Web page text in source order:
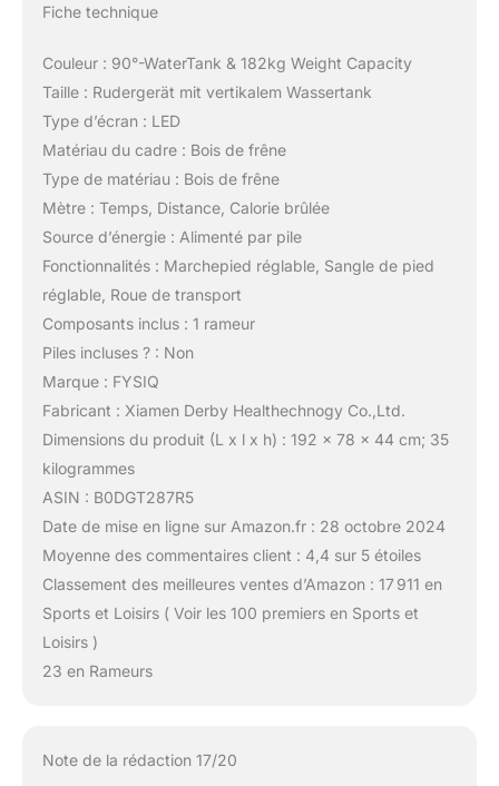
Fiche technique
Couleur : 90°-WaterTank & 182kg Weight Capacity
Taille : Rudergerät mit vertikalem Wassertank
Type d’écran : LED
Matériau du cadre : Bois de frêne
Type de matériau : Bois de frêne
Mètre : Temps, Distance, Calorie brûlée
Source d’énergie : Alimenté par pile
Fonctionnalités : Marchepied réglable, Sangle de pied
réglable, Roue de transport
Composants inclus : 1 rameur
Piles incluses ? : Non
Marque : FYSIQ
Fabricant : Xiamen Derby Healthechnogy Co.,Ltd.
Dimensions du produit (L x l x h) : 192 x 78 x 44 cm; 35
kilogrammes
ASIN : B0DGT287R5
Date de mise en ligne sur Amazon.fr : 28 octobre 2024
Moyenne des commentaires client : 4,4 sur 5 étoiles
Classement des meilleures ventes d’Amazon : 17 911 en
Sports et Loisirs ( Voir les 100 premiers en Sports et
Loisirs )
23 en Rameurs
Note de la rédaction 17/20